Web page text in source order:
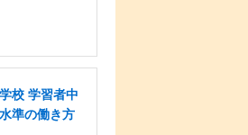
校 学習者中
準の働き方